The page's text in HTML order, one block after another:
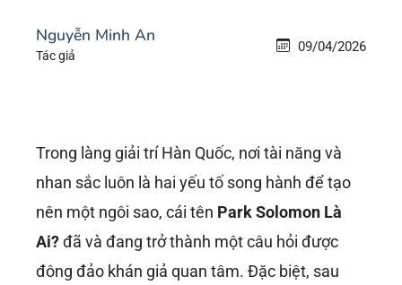
Nguyễn Minh An
Tác giả
09/04/2026
Trong làng giải trí Hàn Quốc, nơi tài năng và
nhan sắc luôn là hai yếu tố song hành để tạo
nên một ngôi sao, cái tên Park Solomon Là
Ai?đã và đang trở thành một câu hỏi được
đông đảo khán giả quan tâm. Đặc biệt, sau